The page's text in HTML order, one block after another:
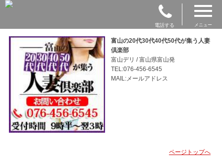
電話する メニュー
富山の20代30代40代50代が集う人妻
倶楽部
富山デリ / 富山県富山発
TEL:076-456-6545
MAIL:メールアドレス
ページトップへ